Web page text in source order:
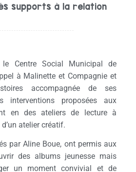
supports à la relation
Centre Social Municipal de
à Malinette et Compagnie et
accompagnée de ses
interventions proposées aux
en des ateliers de lecture à
atelier créatif.
par Aline Boue, ont permis aux
des albums jeunesse mais
un moment convivial et de